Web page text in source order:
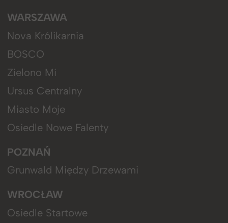
WARSZAWA
Nova Królikarnia
BOSCO
Zielono Mi
Ursus Centralny
Miasto Moje
Osiedle Nowe Falenty
POZNAŃ
Grunwald Między Drzewami
WROCŁAW
Osiedle Startowe